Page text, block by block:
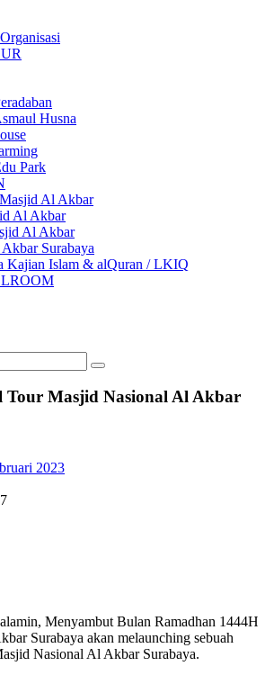
Husna
Park
Al Akbar
Al Akbar
Al Akbar
Surabaya
Kajian Islam & alQuran / LKIQ
Masjid Nasional Al Akbar
2023
Menyambut Bulan Ramadhan 1444H
Surabaya akan melaunching sebuah
Nasional Al Akbar Surabaya.